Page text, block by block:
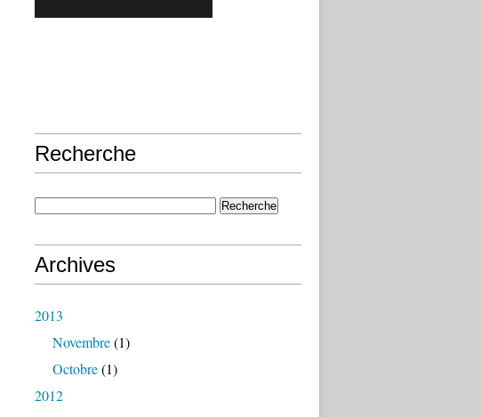
Recherche
Archives
2013
Novembre(1)
Octobre(1)
2012